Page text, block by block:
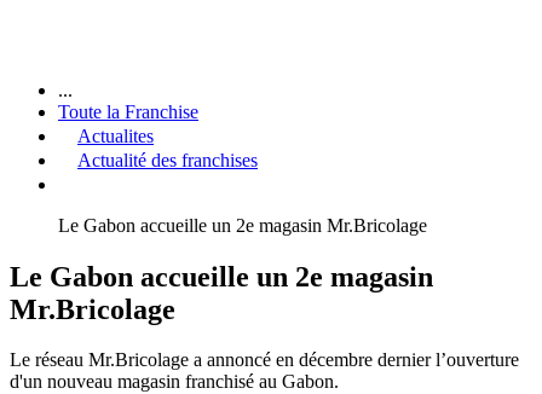
...
Toute la Franchise
Actualites
Actualité des franchises
Le Gabon accueille un 2e magasin Mr.Bricolage
Le Gabon accueille un 2e magasin
Mr.Bricolage
Le réseau Mr.Bricolage a annoncé en décembre dernier l’ouverture
d'un nouveau magasin franchisé au Gabon.